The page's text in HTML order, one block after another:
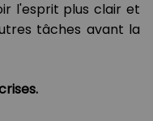
l'esprit plus clair et
tâches avant la